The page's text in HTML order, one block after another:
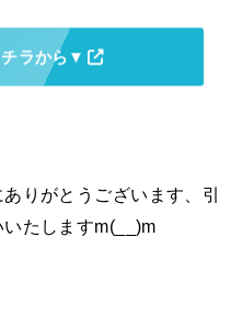
ラから▼
りがとうございます、引
たしますm(__)m